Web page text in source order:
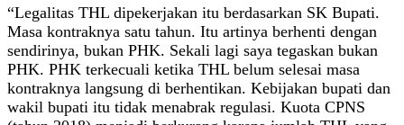
“Legalitas THL dipekerjakan itu berdasarkan SK Bupati.
Masa kontraknya satu tahun. Itu artinya berhenti dengan
sendirinya, bukan PHK. Sekali lagi saya tegaskan bukan
PHK. PHK terkecuali ketika THL belum selesai masa
kontraknya langsung di berhentikan. Kebijakan bupati dan
wakil bupati itu tidak menabrak regulasi. Kuota CPNS